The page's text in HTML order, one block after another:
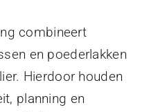
combineert
en poederlakken
Hierdoor houden
planning en